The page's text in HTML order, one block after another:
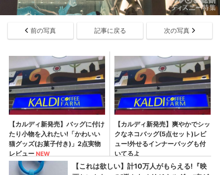
前の写真 記事に戻る 次の写真